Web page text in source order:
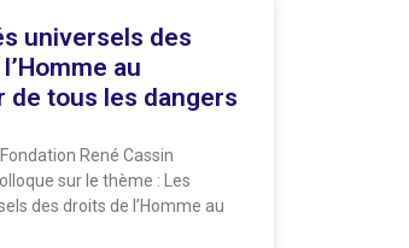
universels des
au
de tous les dangers
René Cassin
sur le thème : Les
des droits de l’Homme au